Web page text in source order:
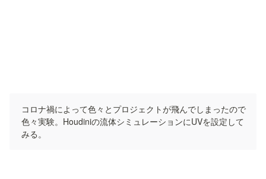
コロナ禍によって色々とプロジェクトが飛んでしまったので
色々実験。Houdiniの流体シミュレーションにUVを設定して
みる。